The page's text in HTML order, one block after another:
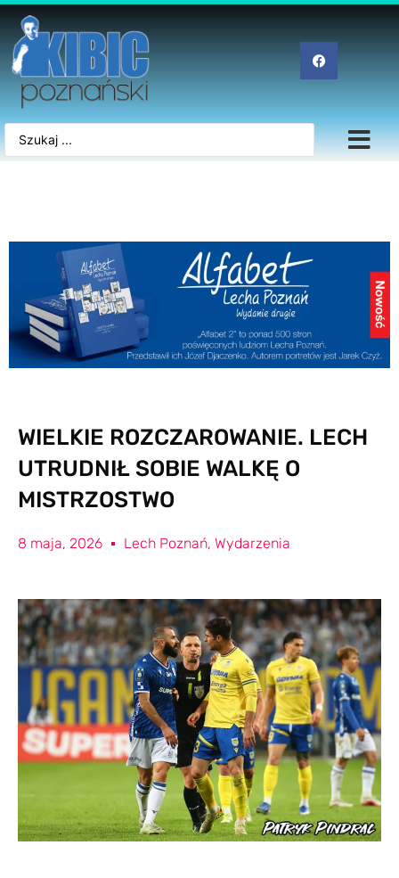
WIELKIE ROZCZAROWANIE. LECH
UTRUDNIŁ SOBIE WALKĘ O
MISTRZOSTWO
8 maja, 2026 Lech Poznań, Wydarzenia